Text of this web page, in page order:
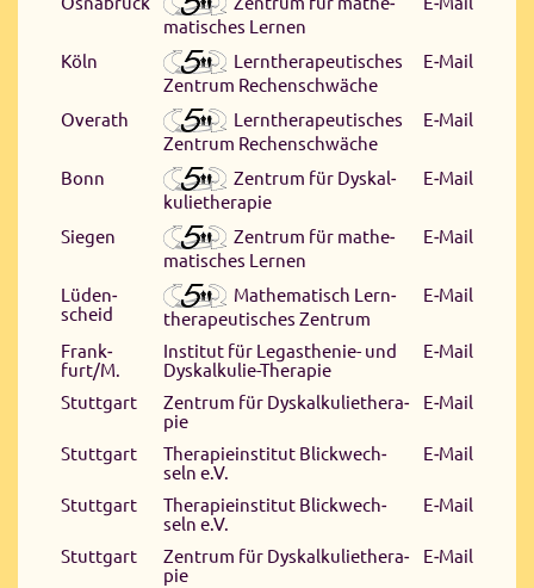
ma­ti­sches Ler­nen
Köln
Lern­the­ra­peu­ti­sches
Zen­trum Re­chen­schwä­che
E‑Mail
Overath
Lern­the­ra­peu­ti­sches
Zen­trum Re­chen­schwä­che
E‑Mail
Bonn
Zen­trum für Dys­kal­
ku­lie­the­ra­pie
E‑Mail
Sie­gen
Zen­trum für ma­the­
ma­ti­sches Ler­nen
E‑Mail
Lü­den­
scheid
Ma­the­ma­tisch Lern­
the­ra­peu­ti­sches Zen­trum
E‑Mail
Frank­
furt/M.
In­sti­tut für Le­ga­sthe­nie- und
Dys­kal­ku­lie-​The­ra­pie
E‑Mail
Stutt­gart
Zen­trum für Dys­kal­ku­lie­the­ra­
pie
E‑Mail
Stutt­gart
The­ra­pie­in­sti­tut Blick­wech­
seln e.V.
E‑Mail
Stutt­gart
The­ra­pie­in­sti­tut Blick­wech­
seln e.V.
E‑Mail
Stutt­gart
Zen­trum für Dys­kal­ku­lie­the­ra­
pie
E‑Mail